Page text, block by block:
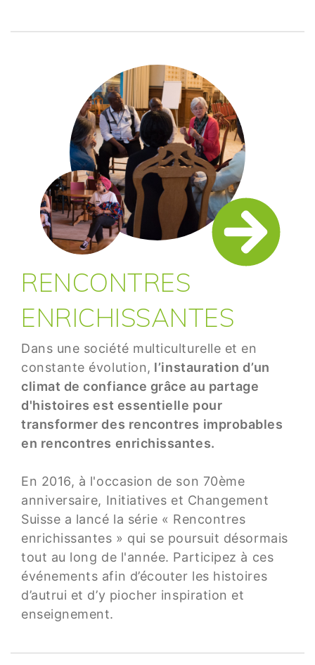
RENCONTRES
ENRICHISSANTES
Dans une société multiculturelle et en
constante évolution, l’instauration d’un
climat de confiance grâce au partage
d'histoires est essentielle pour
transformer des rencontres improbables
en rencontres enrichissantes.
En 2016, à l'occasion de son 70ème
anniversaire, Initiatives et Changement
Suisse a lancé la série « Rencontres
enrichissantes » qui se poursuit désormais
tout au long de l'année. Participez à ces
événements afin d’écouter les histoires
d’autrui et d’y piocher inspiration et
enseignement.